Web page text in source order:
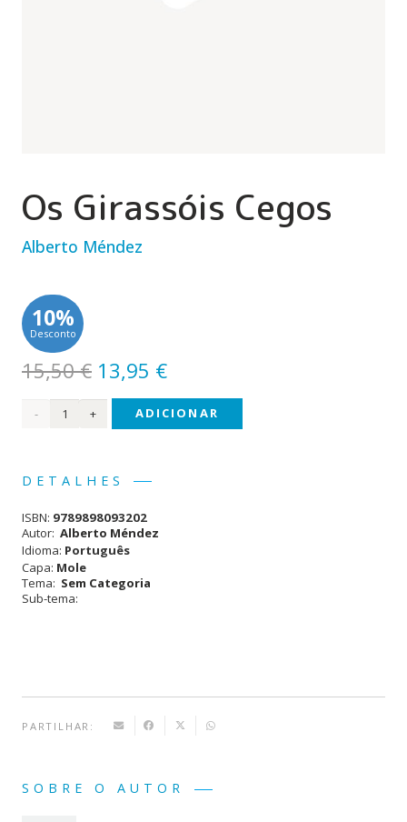
Os Girassóis Cegos
Alberto Méndez
10%
Desconto
15,50€ O
preço
original
15,50 €.
13,95 €O
preço
atual
Quantidade
Cegos
ADICIONAR
DETALHES
ISBN: 9789898093202
Autor: Alberto Méndez
Idioma: Português
Capa: Mole
Tema: Sem Categoria
Sub-tema:
PARTILHAR:
SOBRE O AUTOR